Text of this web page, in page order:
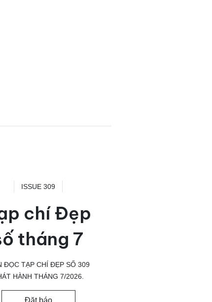
ISSUE 309
chí Đẹp
tháng 7
ĐỌC TẠP CHÍ ĐẸP SỐ 309
HÀNH THÁNG 7/2026.
Đặt báo